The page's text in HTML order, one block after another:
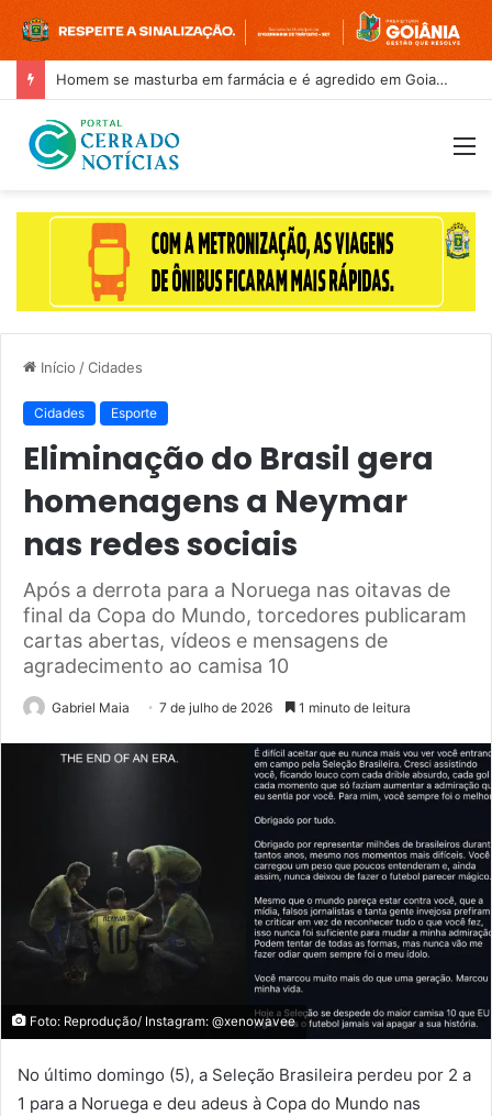
Homem se masturba em farmácia e é agredido em Goianira
Início /Cidades
Cidades Esporte
Eliminação do Brasil gera
homenagens a Neymar
nas redes sociais
Após a derrota para a Noruega nas oitavas de
final da Copa do Mundo, torcedores publicaram
cartas abertas, vídeos e mensagens de
agradecimento ao camisa 10
Gabriel Maia 7 de julho de 2026 1 minuto de leitura
Foto: Reprodução/ Instagram: @xenowavee
No último domingo (5), a Seleção Brasileira perdeu por 2 a
1 para a Noruega e deu adeus à Copa do Mundo nas